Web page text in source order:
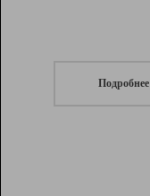
Подробнее